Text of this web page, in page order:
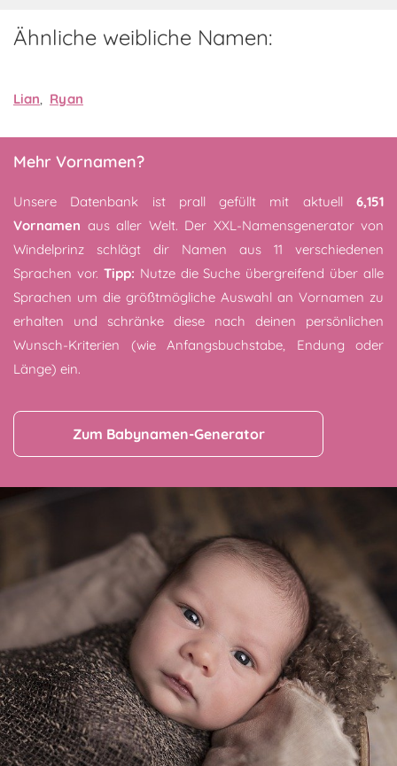
Ähnliche weibliche Namen:
Lian, Ryan
Mehr Vornamen?
Unsere Datenbank ist prall gefüllt mit aktuell 6,151
Vornamen aus aller Welt. Der XXL-Namensgenerator von
Windelprinz schlägt dir Namen aus 11 verschiedenen
Sprachen vor. Tipp: Nutze die Suche übergreifend über alle
Sprachen um die größtmögliche Auswahl an Vornamen zu
erhalten und schränke diese nach deinen persönlichen
Wunsch-Kriterien (wie Anfangsbuchstabe, Endung oder
Länge) ein.
Zum Babynamen-Generator